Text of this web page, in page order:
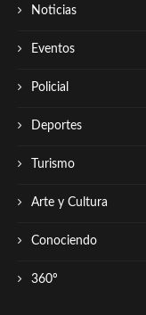
Noticias
Eventos
Policial
Deportes
Turismo
Arte y Cultura
Conociendo
360º